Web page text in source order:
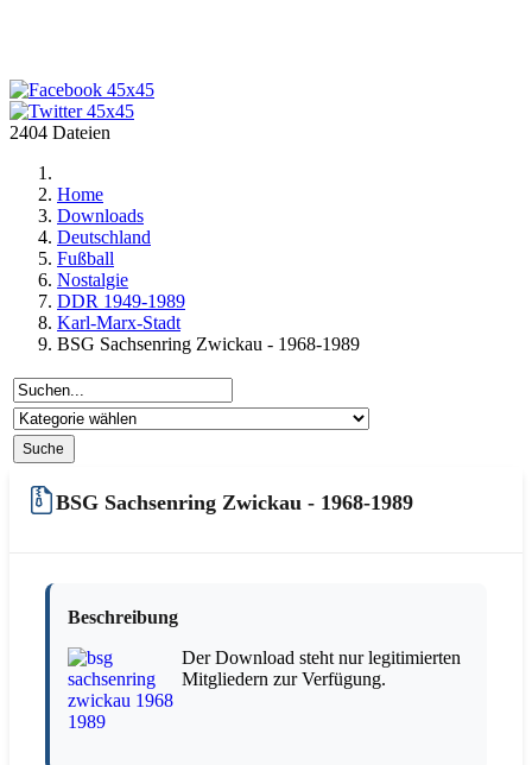
2404 Dateien
Home
Downloads
Deutschland
Fußball
Nostalgie
DDR 1949-1989
Karl-Marx-Stadt
BSG Sachsenring Zwickau - 1968-1989
BSG Sachsenring Zwickau - 1968-1989
Beschreibung
Der Download steht nur legitimierten
Mitgliedern zur Verfügung.